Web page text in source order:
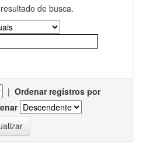
de busca.
| Ordenar registros por